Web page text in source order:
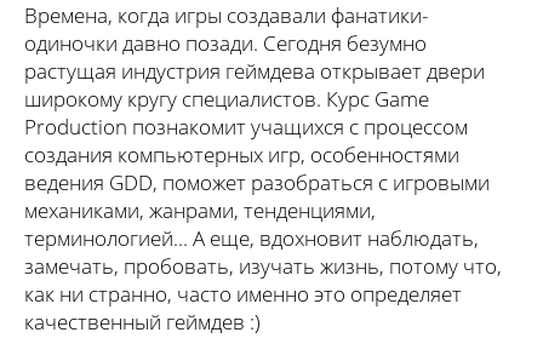
Времена, когда игры создавали фанатики-
одиночки давно позади. Сегодня безумно
растущая индустрия геймдева открывает двери
широкому кругу специалистов. Курс Game
Production познакомит учащихся с процессом
создания компьютерных игр, особенностями
ведения GDD, поможет разобраться с игровыми
механиками, жанрами, тенденциями,
терминологией... А еще, вдохновит наблюдать,
замечать, пробовать, изучать жизнь, потому что,
как ни странно, часто именно это определяет
качественный геймдев :)